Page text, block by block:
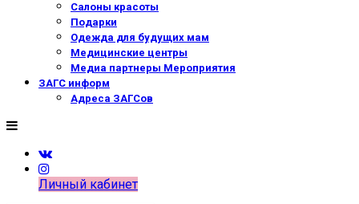
Салоны красоты
Подарки
Одежда для будущих мам
Медицинские центры
Медиа партнеры Мероприятия
ЗАГС информ
Адреса ЗАГСов
Личный кабинет